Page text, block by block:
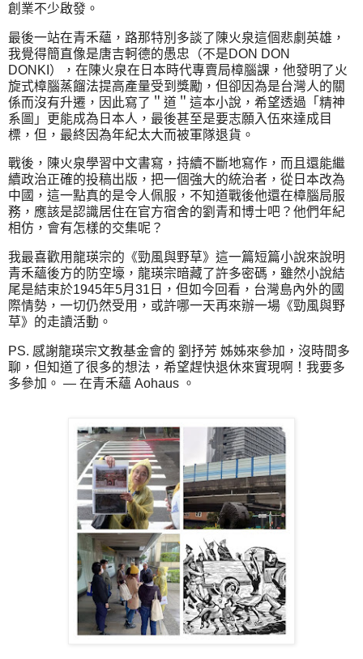
創業不少啟發。
最後一站在青禾蘊，路那特別多談了陳火泉這個悲劇英雄，
我覺得簡直像是唐吉軻德的愚忠（不是DON DON
DONKI），在陳火泉在日本時代專賣局樟腦課，他發明了火
旋式樟腦蒸餾法提高產量受到獎勵，但卻因為是台灣人的關
係而沒有升遷，因此寫了＂道＂這本小說，希望透過「精神
系圖」更能成為日本人，最後甚至是要志願入伍來達成目
標，但，最終因為年紀太大而被軍隊退貨。
戰後，陳火泉學習中文書寫，持續不斷地寫作，而且還能繼
續政治正確的投稿出版，把一個強大的統治者，從日本改為
中國，這一點真的是令人佩服，不知道戰後他還在樟腦局服
務，應該是認識居住在官方宿舍的劉青和博士吧？他們年紀
相仿，會有怎樣的交集呢？
我最喜歡用龍瑛宗的《勁風與野草》這一篇短篇小說來說明
青禾蘊後方的防空壕，龍瑛宗暗藏了許多密碼，雖然小說結
尾是結束於1945年5月31日，但如今回看，台灣島內外的國
際情勢，一切仍然受用，或許哪一天再來辦一場《勁風與野
草》的走讀活動。
PS. 感謝龍瑛宗文教基金會的 劉抒芳 姊姊來參加，沒時間多
聊，但知道了很多的想法，希望趕快退休來實現啊！我要多
多參加。 — 在青禾蘊 Aohaus 。